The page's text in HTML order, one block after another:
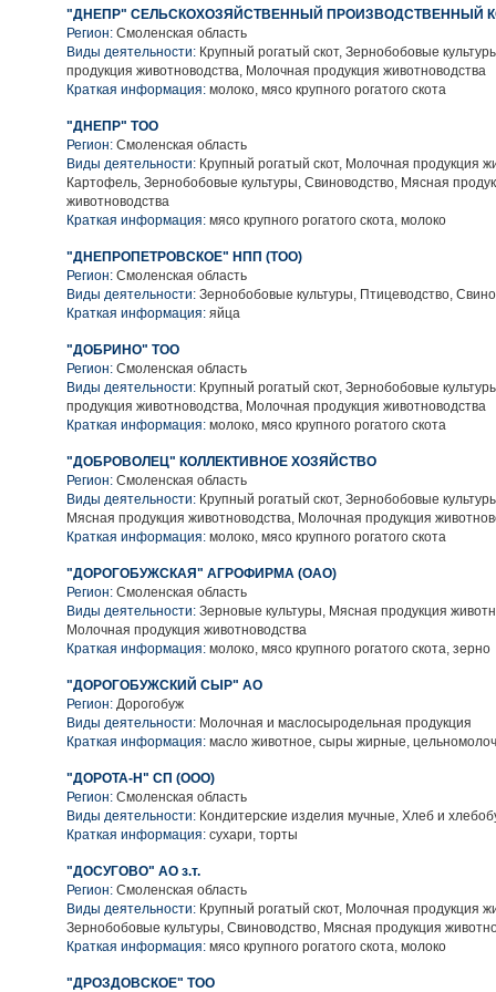
"ДНЕПР" СЕЛЬСКОХОЗЯЙСТВЕННЫЙ ПРОИЗВОДСТВЕННЫЙ
Регион: Смоленская область
Виды деятельности: Крупный рогатый скот, Зернобобовые
продукция животноводства, Молочная продукция животноводства
Краткая информация: молоко, мясо крупного рогатого скота
"ДНЕПР" ТОО
Регион: Смоленская область
Виды деятельности: Крупный рогатый скот, Молочная продукция
Картофель, Зернобобовые культуры, Свиноводство, Мясная
животноводства
Краткая информация: мясо крупного рогатого скота, молоко
"ДНЕПРОПЕТРОВСКОЕ" НПП (ТОО)
Регион: Смоленская область
Виды деятельности: Зернобобовые культуры, Птицеводство,
Краткая информация: яйца
"ДОБРИНО" ТОО
Регион: Смоленская область
Виды деятельности: Крупный рогатый скот, Зернобобовые
продукция животноводства, Молочная продукция животноводства
Краткая информация: молоко, мясо крупного рогатого скота
"ДОБРОВОЛЕЦ" КОЛЛЕКТИВНОЕ ХОЗЯЙСТВО
Регион: Смоленская область
Виды деятельности: Крупный рогатый скот, Зернобобовые
Мясная продукция животноводства, Молочная продукция
Краткая информация: молоко, мясо крупного рогатого скота
"ДОРОГОБУЖСКАЯ" АГРОФИРМА (ОАО)
Регион: Смоленская область
Виды деятельности: Зерновые культуры, Мясная продукция
Молочная продукция животноводства
Краткая информация: молоко, мясо крупного рогатого скота, зерно
"ДОРОГОБУЖСКИЙ СЫР" АО
Регион: Дорогобуж
Виды деятельности: Молочная и маслосыродельная продукция
Краткая информация: масло животное, сыры жирные,
"ДОРОТА-Н" СП (ООО)
Регион: Смоленская область
Виды деятельности: Кондитерские изделия мучные, Хлеб и
Краткая информация: сухари, торты
"ДОСУГОВО" АО з.т.
Регион: Смоленская область
Виды деятельности: Крупный рогатый скот, Молочная продукция
Зернобобовые культуры, Свиноводство, Мясная продукция
Краткая информация: мясо крупного рогатого скота, молоко
"ДРОЗДОВСКОЕ" ТОО